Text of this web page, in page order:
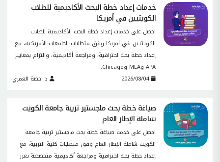
خدمات إعداد خطة البحث الأكاديمية للطلاب
الكويتيين في أمريكا
احصل على خدمات إعداد خطة البحث الأكاديمية للطلاب
الكويتيين في أمريكا وفق متطلبات الجامعات الأمريكية، مع
إعداد خطة بحث احترافية، ومراجعة أكاديمية، والتزام بمعايير
APA وMLA وChicago.
2026/08/04
د. حصة العمري
صياغة خطة بحث ماجستير تربية جامعة الكويت
شاملة الإطار العام
احصل على خدمة صياغة خطة بحث ماجستير تربية جامعة
الكويت شاملة الإطار العام وفق متطلبات كلية التربية، مع
إعداد خطة بحث احترافية ومراجعة أكاديمية متخصصة تعزز